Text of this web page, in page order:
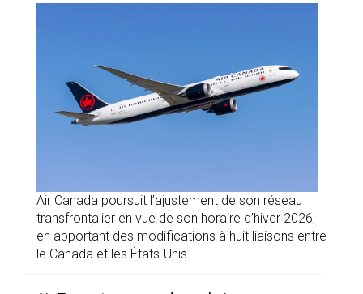
Air Canada poursuit l’ajustement de son réseau
transfrontalier en vue de son horaire d’hiver 2026,
en apportant des modifications à huit liaisons entre
le Canada et les États-Unis.